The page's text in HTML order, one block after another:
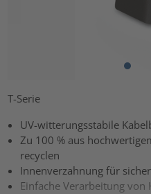
T-Serie
UV-witterungsstabile
Zu 100 % aus
recyclen
Innenverzahnung für
Einfache Verarbeitung